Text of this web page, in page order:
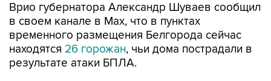
Врио губернатора Александр Шуваев сообщил
в своем канале в Мах, что в пунктах
временного размещения Белгорода сейчас
находятся 26 горожан, чьи дома пострадали в
результате атаки БПЛА.